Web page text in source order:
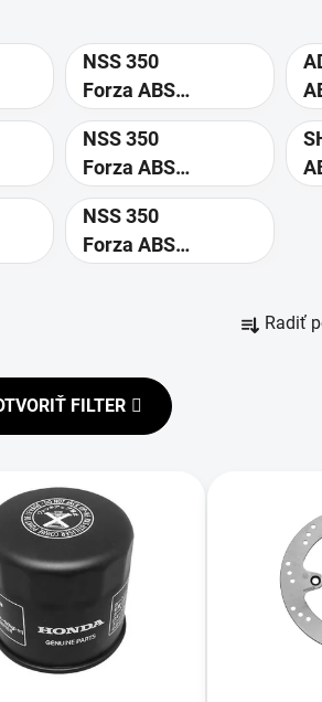
NSS 350
Forza ABS
[2022]
NSS 350
Forza ABS
[2023]
NSS 350
Forza ABS
a Radiť
FILTER